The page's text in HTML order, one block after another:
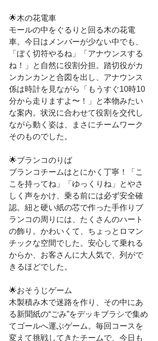
🌟木の花電車
モールの中をぐるりと回る木の花電
車。今日はメンバーが少ない中でも、
「ぼく切符やるね」「アナウンスする
ね！」と自然に役割分担。踏切役がカ
ンカンカンと合図を出し、アナウンス
係は時計を見ながら「もうすぐ10時10
分から走りますよ〜！」と本物みたい
な案内。状況に合わせて役割を交代し
ながら動く姿は、まさにチームワーク
そのものでした。
🌟ブランコのりば
ブランコチームはとにかく丁寧！「こ
こを持ってね」「ゆっくりね」とやさ
しく声をかけ、乗る前には必ず安全確
認。紐と硬い紙の芯で作った手作りブ
ランコの周りには、たくさんのハート
の飾り。かわいくて、ちょっとロマン
チックな空間でした。安心して乗れる
からか、お客さんに大人気で、列がで
きるほどでした。
🌟おそうじゲーム
木製積み木で迷路を作り、その中にあ
る新聞紙の“ごみ”をデッキブラシで集め
てゴールへ運ぶゲーム。毎回コースを
変えて挑戦してきたチームで、今日も